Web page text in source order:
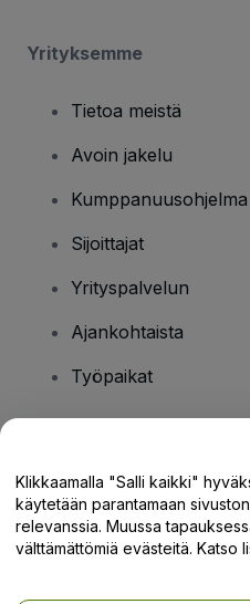
Yrityksemme
Tietoa meistä
Avoin jakelu
Kumppanuusohjelma
Sijoittajat
Yrityspalvelun
Ajankohtaista
Työpaikat
Tukikeskus / Ota
Klikkaamalla "Salli kaikki"
käytetään parantamaan
relevanssia. Muussa
välttämättömiä evästeitä. Katso